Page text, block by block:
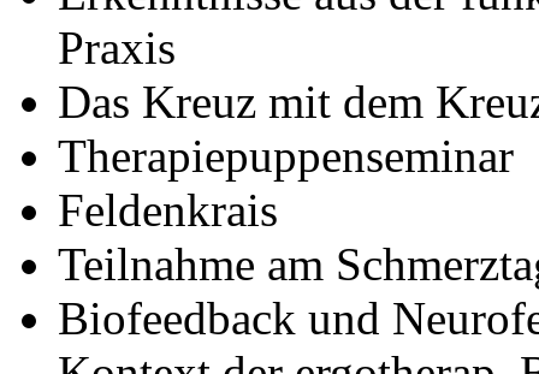
Praxis
Das Kreuz mit dem
Therapiepuppenseminar
Feldenkrais
Teilnahme am
Biofeedback und